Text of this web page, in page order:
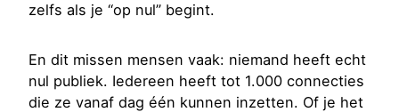
zelfs als je “op nul” begint.
En dit missen mensen vaak: niemand heeft echt
nul publiek. Iedereen heeft tot 1.000 connecties
die ze vanaf dag één kunnen inzetten. Of je het